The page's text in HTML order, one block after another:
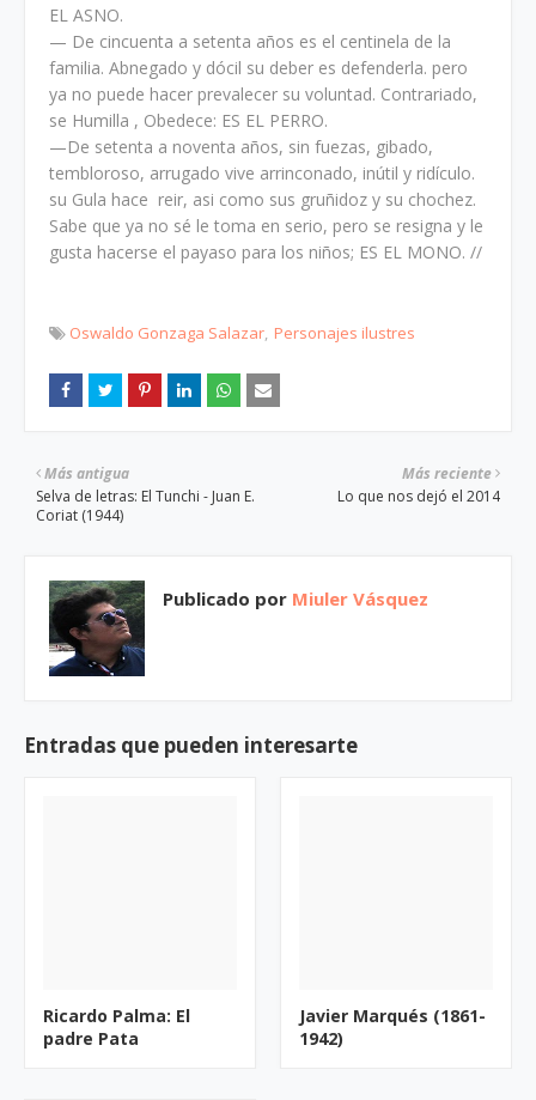
EL ASNO.
— De cincuenta a setenta años es el centinela de la
familia. Abnegado y dócil su deber es defenderla. pero
ya no puede hacer prevalecer su voluntad. Contrariado,
se Humilla , Obedece: ES EL PERRO.
—De setenta a noventa años, sin fuezas, gibado,
tembloroso, arrugado vive arrinconado, inútil y ridículo.
su Gula hace reir, asi como sus gruñidoz y su chochez.
Sabe que ya no sé le toma en serio, pero se resigna y le
gusta hacerse el payaso para los niños; ES EL MONO. //
Oswaldo Gonzaga Salazar Personajes ilustres
Más reciente
Lo que nos dejó el 2014
Más antigua
Selva de letras: El Tunchi - Juan E.
Coriat (1944)
Publicado por Miuler Vásquez
Entradas que pueden interesarte
Ricardo Palma: El
padre Pata
Javier Marqués (1861-
1942)